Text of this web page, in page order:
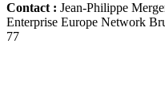
Contact : Jean-Philippe
Enterprise Europe Network
77